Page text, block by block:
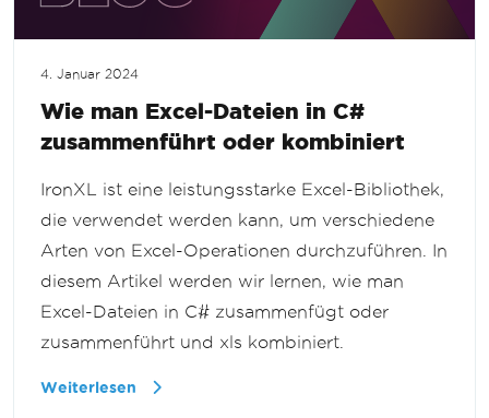
4. Januar 2024
Wie man Excel-Dateien in C#
zusammenführt oder kombiniert
IronXL ist eine leistungsstarke Excel-Bibliothek,
die verwendet werden kann, um verschiedene
Arten von Excel-Operationen durchzuführen. In
diesem Artikel werden wir lernen, wie man
Excel-Dateien in C# zusammenfügt oder
zusammenführt und xls kombiniert.
Weiterlesen